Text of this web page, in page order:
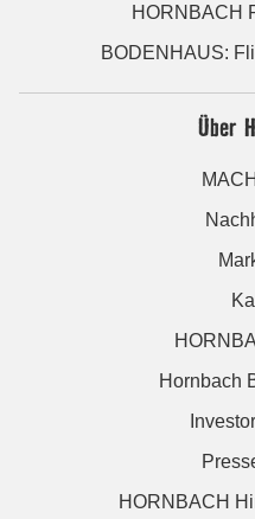
HORNBACH
BODENHAUS:
Über
Hornbach
HORNBACH